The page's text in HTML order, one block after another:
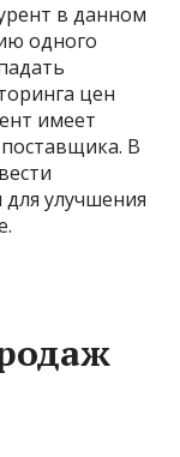
в данном
одного
цен
имеет
В
улучшения